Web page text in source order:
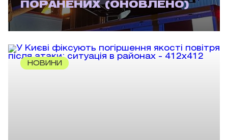
ПОРАНЕНИХ (ОНОВЛЕНО)
НОВИНИ